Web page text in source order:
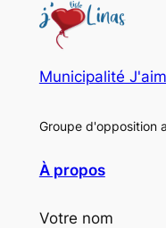
Municipalité
Groupe d'opposition
À propos
Votre nom